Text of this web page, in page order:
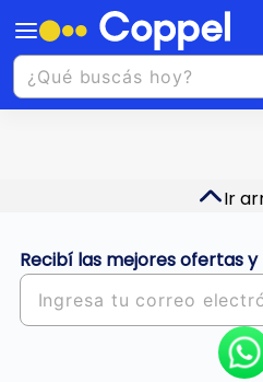
Ir
Recibí las mejores ofertas